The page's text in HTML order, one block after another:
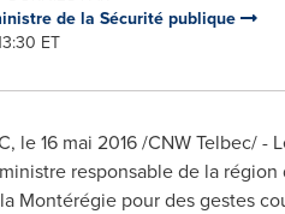
de la Sécurité publique
ET
, le 16 mai 2016 /CNW Telbec/
responsable de la
Montérégie pour des gestes